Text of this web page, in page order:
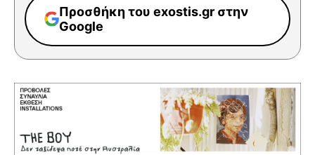
Προσθήκη του exostis.gr στην
Google